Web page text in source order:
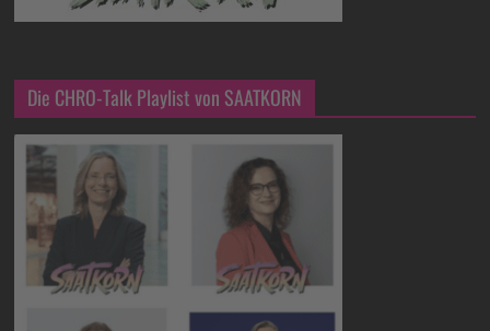
Die CHRO-Talk Playlist von SAATKORN